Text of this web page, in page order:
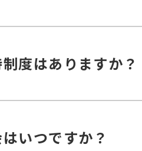
度はありますか？
いつですか？